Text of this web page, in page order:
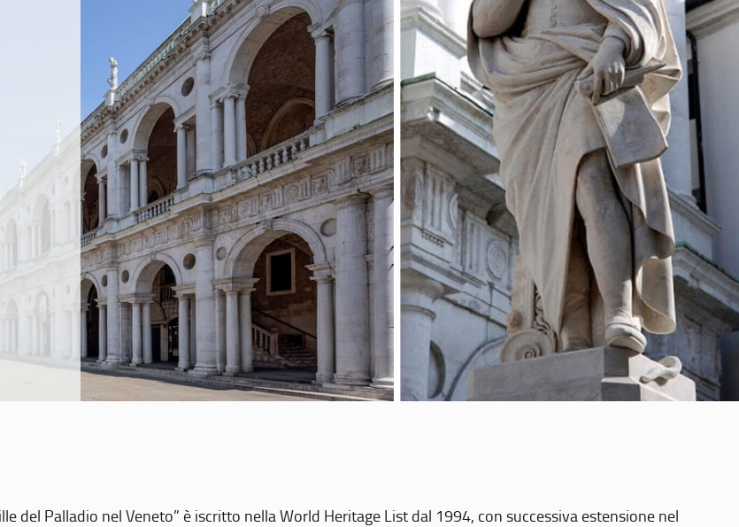
del Palladio nel Veneto” è iscritto nella World Heritage List dal 1994, con successiva estensione nel